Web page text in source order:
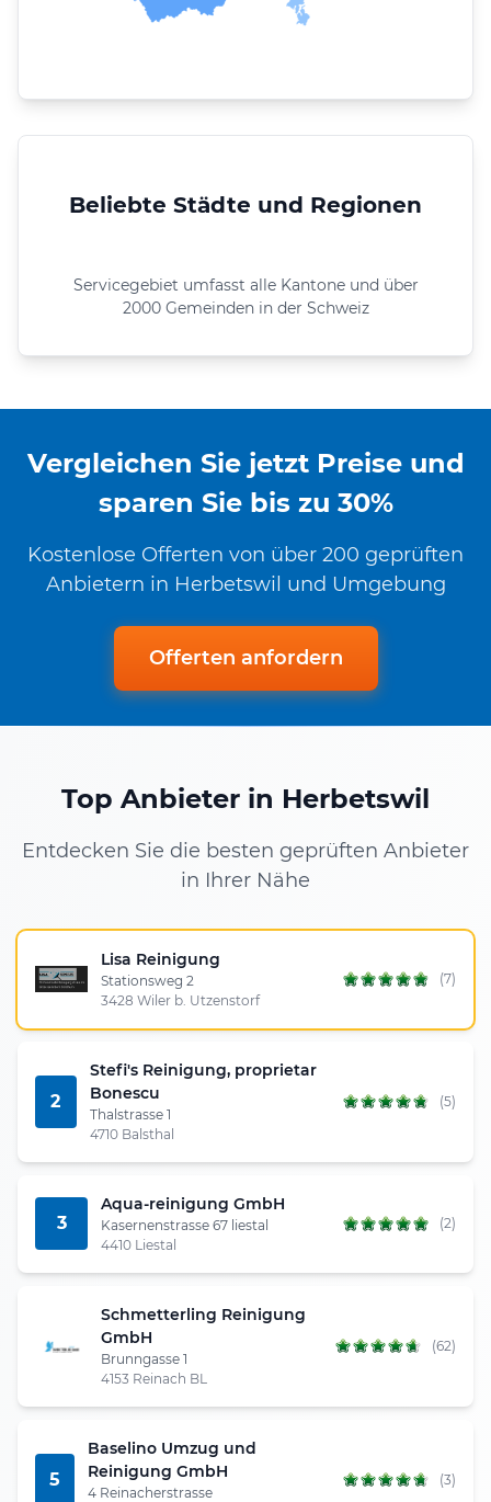
Beliebte Städte und Regionen
Servicegebiet umfasst alle Kantone und über
2000 Gemeinden in der Schweiz
Vergleichen Sie jetzt Preise und
sparen Sie bis zu 30%
Kostenlose Offerten von über 200 geprüften
Anbietern in Herbetswil und Umgebung
Offerten anfordern
Top Anbieter in Herbetswil
Entdecken Sie die besten geprüften Anbieter
in Ihrer Nähe
Lisa Reinigung
Stationsweg 2
3428 Wiler b. Utzenstorf
(7)
2
Stefi's Reinigung, proprietar
Bonescu
Thalstrasse 1
4710 Balsthal
(5)
3
Aqua-reinigung GmbH
Kasernenstrasse 67 liestal
4410 Liestal
(2)
Schmetterling Reinigung
GmbH
Brunngasse 1
4153 Reinach BL
(62)
5
Baselino Umzug und
Reinigung GmbH
4 Reinacherstrasse
(3)